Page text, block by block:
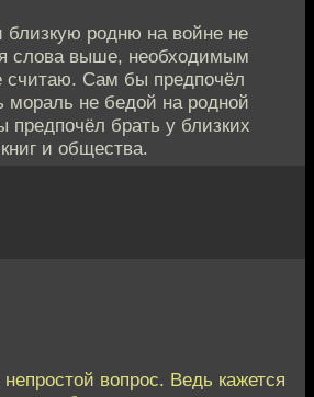
родню на войне не
слова выше, необходимым
считаю. Сам бы предпочёл
мораль не бедой на родной
брать у близких
и общества.
вопрос. Ведь кажется